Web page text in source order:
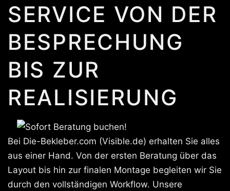
SERVICE VON DER
BESPRECHUNG
BIS ZUR
REALISIERUNG
Bei Die-Bekleber.com (Visible.de) erhalten Sie alles
aus einer Hand. Von der ersten Beratung über das
Layout bis hin zur finalen Montage begleiten wir Sie
durch den vollständigen Workflow. Unsere